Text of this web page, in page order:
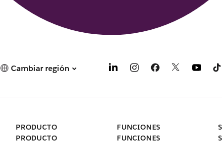
Cambiar región
PRODUCTO
PRODUCTO
FUNCIONES
FUNCIONES